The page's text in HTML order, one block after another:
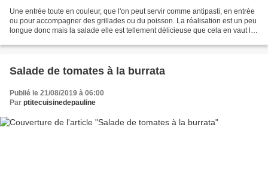
Une entrée toute en couleur, que l'on peut servir comme antipasti, en entrée
ou pour accompagner des grillades ou du poisson. La réalisation est un peu
longue donc mais la salade elle est tellement délicieuse que cela en vaut la
Salade de tomates à la burrata
Publié le 21/08/2019 à 06:00
Par ptitecuisinedepauline